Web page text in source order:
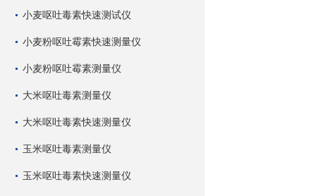
小麦呕吐毒素快速测试仪
小麦粉呕吐霉素快速测量仪
小麦粉呕吐霉素测量仪
大米呕吐毒素测量仪
大米呕吐毒素快速测量仪
玉米呕吐毒素测量仪
玉米呕吐毒素快速测量仪